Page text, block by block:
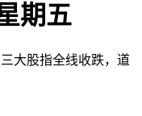
期五
大股指全线收跌，道